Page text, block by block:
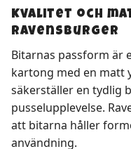
Kvalitet och
Ravensburger
Bitarnas passform är
kartong med en matt
säkerställer en tydlig
pusselupplevelse.
att bitarna håller
användning.